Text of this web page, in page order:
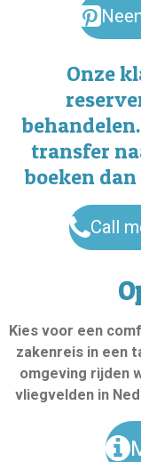
Onze
transfer
boeken
Call
Kies voor een
zakenreis in een
omgeving rijden
vliegvelden in